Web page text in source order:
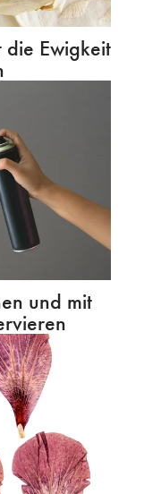
die Ewigkeit
und mit